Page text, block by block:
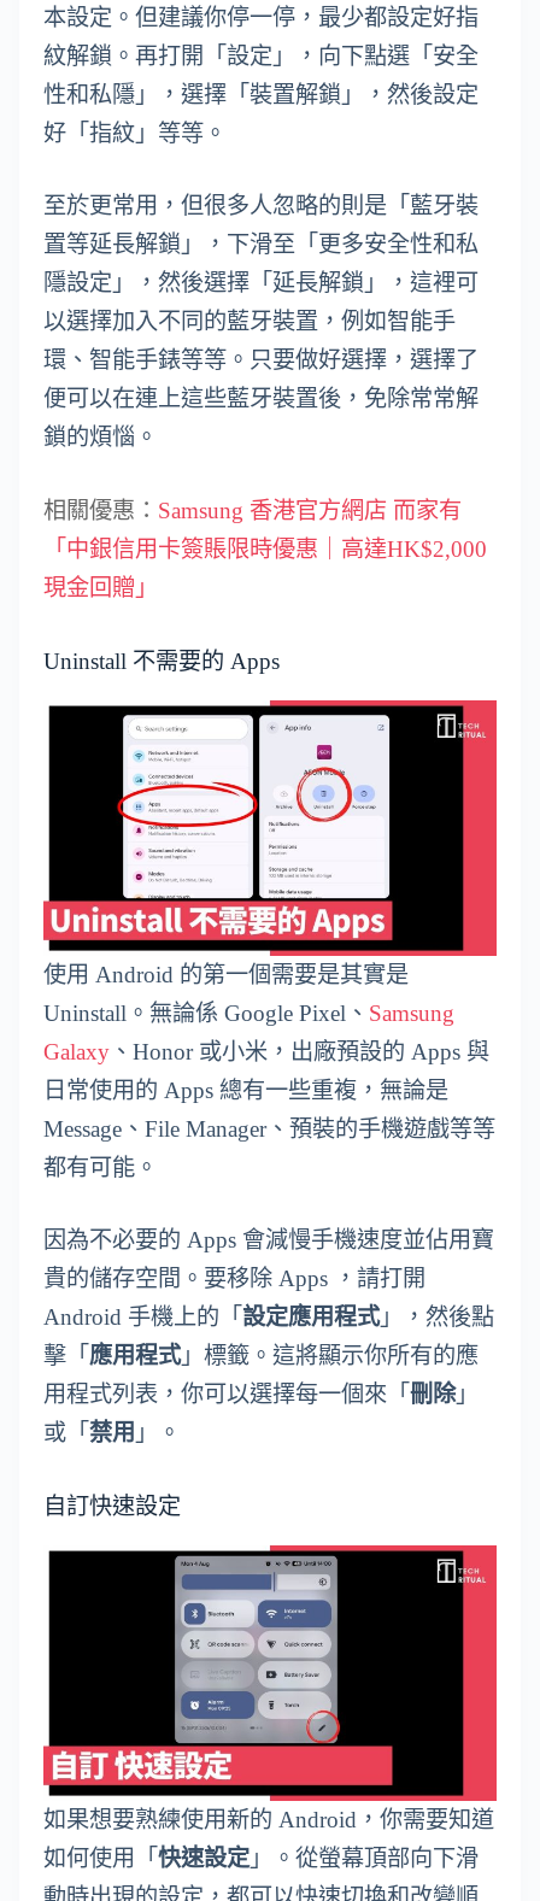
本設定。但建議你停一停，最少都設定好指
紋解鎖。再打開「設定」，向下點選「安全
性和私隱」，選擇「裝置解鎖」，然後設定
好「指紋」等等。
至於更常用，但很多人忽略的則是「藍牙裝
置等延長解鎖」，下滑至「更多安全性和私
隱設定」，然後選擇「延長解鎖」，這裡可
以選擇加入不同的藍牙裝置，例如智能手
環、智能手錶等等。只要做好選擇，選擇了
便可以在連上這些藍牙裝置後，免除常常解
鎖的煩惱。
相關優惠： Samsung 香港官方網店 而家有
「中銀信用卡簽賬限時優惠｜高達HK$2,000
現金回贈」
Uninstall 不需要的 Apps
使用 Android 的第一個需要是其實是
Uninstall。無論係 Google Pixel、 Samsung
Galaxy 、Honor 或小米，出廠預設的 Apps 與
日常使用的 Apps 總有一些重複，無論是
Message、File Manager、預裝的手機遊戲等等
都有可能。
因為不必要的 Apps 會減慢手機速度並佔用寶
貴的儲存空間。要移除 Apps ，請打開
Android 手機上的「 設定應用程式」，然後點
擊「 應用程式」標籤。這將顯示你所有的應
用程式列表，你可以選擇每一個來「 刪除」
或「 禁用 」。
自訂快速設定
如果想要熟練使用新的 Android，你需要知道
如何使用「 快速設定 」。從螢幕頂部向下滑